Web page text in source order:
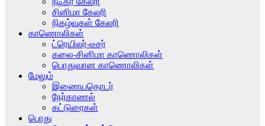
சினிமா கேலரி
நிகழ்வுகள் கேலரி
காணொலிகள்
ட்ரெயிலர்-டீசர்
கலை-சினிமா காணொலிகள்
பொதுவான காணொலிகள்
மேலும்
இணையதொடர்
நேர்காணல்
கட்டுரைகள்
பொது